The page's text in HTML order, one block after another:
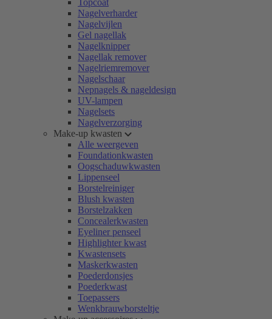
Topcoat
Nagelverharder
Nagelvijlen
Gel nagellak
Nagelknipper
Nagellak remover
Nagelriemremover
Nagelschaar
Nepnagels & nageldesign
UV-lampen
Nagelsets
Nagelverzorging
Make-up kwasten
Alle weergeven
Foundationkwasten
Oogschaduwkwasten
Lippenseel
Borstelreiniger
Blush kwasten
Borstelzakken
Concealerkwasten
Eyeliner penseel
Highlighter kwast
Kwastensets
Maskerkwasten
Poederdonsjes
Poederkwast
Toepassers
Wenkbrauwborsteltje